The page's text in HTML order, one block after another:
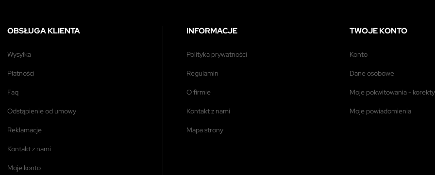
OBSŁUGA KLIENTA
wysyłka
płatności
faq
odstąpienie od umowy
reklamacje
kontakt z nami
moje konto
INFORMACJE
polityka prywatności
regulamin
o firmie
kontakt z nami
mapa strony
TWOJE KONTO
konto
dane osobowe
moje pokwitowania -
moje powiadomienia